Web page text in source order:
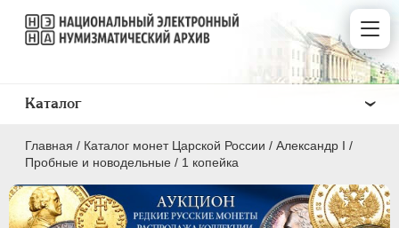
Главная / Каталог монет Царской России / Александр I /
Пробные и новодельные / 1 копейка
Каталог